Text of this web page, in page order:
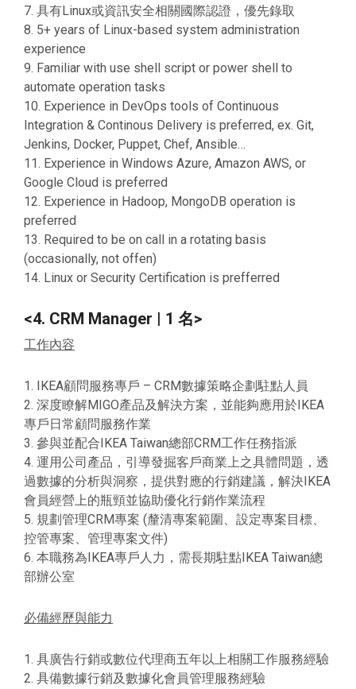
7. 具有Linux或資訊安全相關國際認證，優先錄取
8. 5+ years of Linux-based system administration
experience
9. Familiar with use shell script or power shell to
automate operation tasks
10. Experience in DevOps tools of Continuous
Integration & Continous Delivery is preferred, ex. Git,
Jenkins, Docker, Puppet, Chef, Ansible…
11. Experience in Windows Azure, Amazon AWS, or
Google Cloud is preferred
12. Experience in Hadoop, MongoDB operation is
preferred
13. Required to be on call in a rotating basis
(occasionally, not offen)
14. Linux or Security Certification is prefferred
<4. CRM Manager | 1 名>
工作內容
1. IKEA顧問服務專戶 – CRM數據策略企劃駐點人員
2. 深度瞭解MIGO產品及解決方案，並能夠應用於IKEA
專戶日常顧問服務作業
3. 參與並配合IKEA Taiwan總部CRM工作任務指派
4. 運用公司產品，引導發掘客戶商業上之具體問題，透
過數據的分析與洞察，提供對應的行銷建議，解決IKEA
會員經營上的瓶頸並協助優化行銷作業流程
5. 規劃管理CRM專案 (釐清專案範圍、設定專案目標、
控管專案、管理專案文件)
6. 本職務為IKEA專戶人力，需長期駐點IKEA Taiwan總
部辦公室
必備經歷與能力
1. 具廣告行銷或數位代理商五年以上相關工作服務經驗
2. 具備數據行銷及數據化會員管理服務經驗